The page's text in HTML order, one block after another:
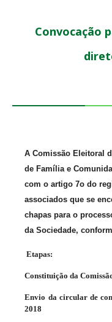
Convocação
A Comissão Eleitoral
de Família e
com o artigo 7o do
associados que se
chapas para o
da Sociedade,
Etapas:
Constituição da
Envio da circular de
2018